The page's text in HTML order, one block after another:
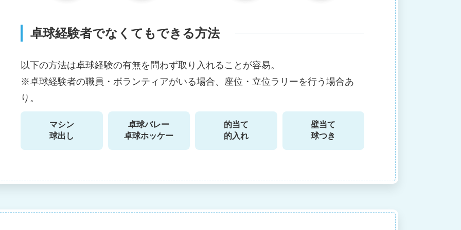
卓球経験者でなくてもできる方法
以下の方法は卓球経験の有無を問わず取り入れることが容易。
※卓球経験者の職員・ボランティアがいる場合、座位・立位ラリーを行う場合あ
り。
マシン
球出し
卓球バレー
卓球ホッケー
的当て
的入れ
壁当て
球つき